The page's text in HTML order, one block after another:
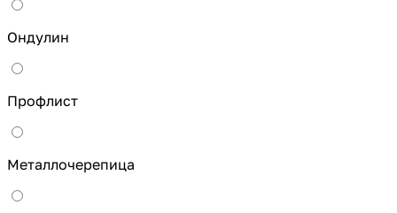
Ондулин
Профлист
Металлочерепица